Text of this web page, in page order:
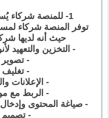
1- للمنصة شركاء يُساعدونك في كل شيء
توفر المنصة شركاء
حيث أنه لديها
- التخزين والتعهيد
- تصوير
- تغليف
- الإعلانات
- الربط مع
- صياغة المحتوى
- تصميم